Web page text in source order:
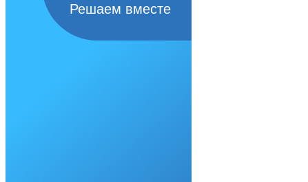
Решаем вместе